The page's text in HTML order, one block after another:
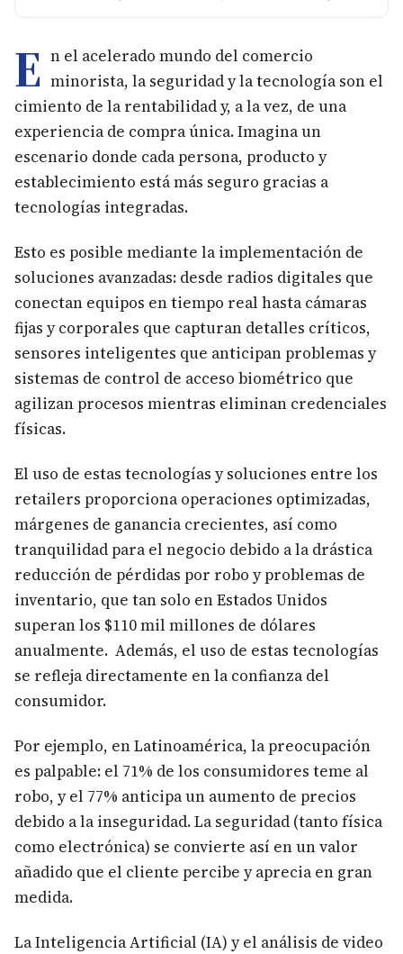
E n el acelerado mundo del comercio
minorista, la seguridad y la tecnología son el
cimiento de la rentabilidad y, a la vez, de una
experiencia de compra única. Imagina un
escenario donde cada persona, producto y
establecimiento está más seguro gracias a
tecnologías integradas.
Esto es posible mediante la implementación de
soluciones avanzadas: desde radios digitales que
conectan equipos en tiempo real hasta cámaras
fijas y corporales que capturan detalles críticos,
sensores inteligentes que anticipan problemas y
sistemas de control de acceso biométrico que
agilizan procesos mientras eliminan credenciales
físicas.
El uso de estas tecnologías y soluciones entre los
retailers proporciona operaciones optimizadas,
márgenes de ganancia crecientes, así como
tranquilidad para el negocio debido a la drástica
reducción de pérdidas por robo y problemas de
inventario, que tan solo en Estados Unidos
superan los $110 mil millones de dólares
anualmente. Además, el uso de estas tecnologías
se refleja directamente en la confianza del
consumidor.
Por ejemplo, en Latinoamérica, la preocupación
es palpable: el 71% de los consumidores teme al
robo, y el 77% anticipa un aumento de precios
debido a la inseguridad. La seguridad (tanto física
como electrónica) se convierte así en un valor
añadido que el cliente percibe y aprecia en gran
medida.
La Inteligencia Artificial (IA) y el análisis de video